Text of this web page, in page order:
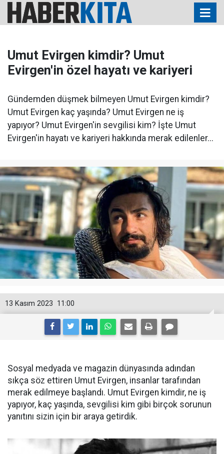
Umut Evirgen kimdir? Umut
Evirgen'in özel hayatı ve kariyeri
Gündemden düşmek bilmeyen Umut Evirgen kimdir?
Umut Evirgen kaç yaşında? Umut Evirgen ne iş
yapıyor? Umut Evirgen'in sevgilisi kim? İşte Umut
Evirgen'in hayatı ve kariyeri hakkında merak edilenler...
11:00
13 Kasım 2023
Sosyal medyada ve magazin dünyasında adından
sıkça söz ettiren Umut Evirgen, insanlar tarafından
merak edilmeye başlandı. Umut Evirgen kimdir, ne iş
yapıyor, kaç yaşında, sevgilisi kim gibi birçok sorunun
yanıtını sizin için bir araya getirdik.